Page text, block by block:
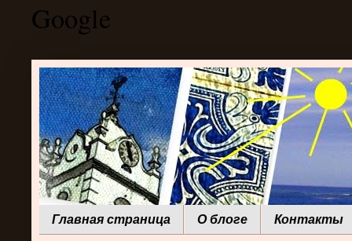
Google
Главная страница О блоге Контакты